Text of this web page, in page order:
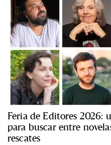
Feria de Editores 2026:
para buscar entre
rescates